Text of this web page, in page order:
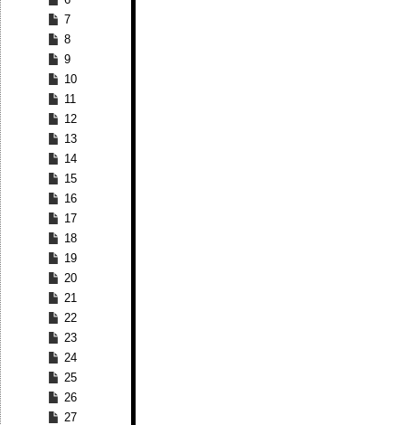
7
8
9
10
11
12
13
14
15
16
17
18
19
20
21
22
23
24
25
26
27